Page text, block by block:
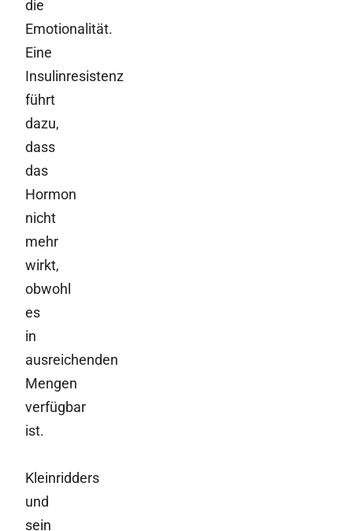
die
Emotionalität.
Eine
Insulinresistenz
führt
dazu,
dass
das
Hormon
nicht
mehr
wirkt,
obwohl
es
in
ausreichenden
Mengen
verfügbar
ist.
Kleinridders
und
sein